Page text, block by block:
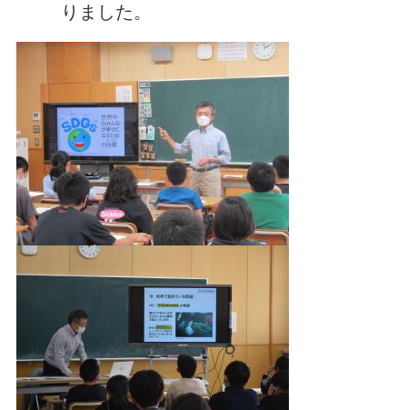
りました。